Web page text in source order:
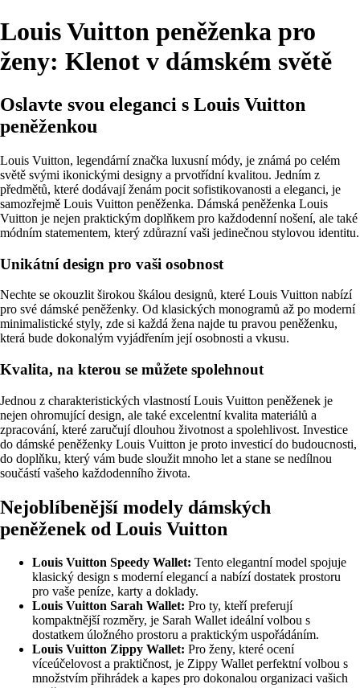
Louis Vuitton peněženka pro
ženy: Klenot v dámském světě
Oslavte svou eleganci s Louis Vuitton
peněženkou
Louis Vuitton, legendární značka luxusní módy, je známá po celém
světě svými ikonickými designy a prvotřídní kvalitou. Jedním z
předmětů, které dodávají ženám pocit sofistikovanosti a eleganci, je
samozřejmě Louis Vuitton peněženka. Dámská peněženka Louis
Vuitton je nejen praktickým doplňkem pro každodenní nošení, ale také
módním statementem, který zdůrazní vaši jedinečnou stylovou identitu.
Unikátní design pro vaši osobnost
Nechte se okouzlit širokou škálou designů, které Louis Vuitton nabízí
pro své dámské peněženky. Od klasických monogramů až po moderní
minimalistické styly, zde si každá žena najde tu pravou peněženku,
která bude dokonalým vyjádřením její osobnosti a vkusu.
Kvalita, na kterou se můžete spolehnout
Jednou z charakteristických vlastností Louis Vuitton peněženek je
nejen ohromující design, ale také excelentní kvalita materiálů a
zpracování, které zaručují dlouhou životnost a spolehlivost. Investice
do dámské peněženky Louis Vuitton je proto investicí do budoucnosti,
do doplňku, který vám bude sloužit mnoho let a stane se nedílnou
součástí vašeho každodenního života.
Nejoblíbenější modely dámských
peněženek od Louis Vuitton
Louis Vuitton Speedy Wallet: Tento elegantní model spojuje
klasický design s moderní elegancí a nabízí dostatek prostoru
pro vaše peníze, karty a doklady.
Louis Vuitton Sarah Wallet: Pro ty, kteří preferují
kompaktnější rozměry, je Sarah Wallet ideální volbou s
dostatkem úložného prostoru a praktickým uspořádáním.
Louis Vuitton Zippy Wallet: Pro ženy, které ocení
víceúčelovost a praktičnost, je Zippy Wallet perfektní volbou s
množstvím přihrádek a kapes pro dokonalou organizaci vašich